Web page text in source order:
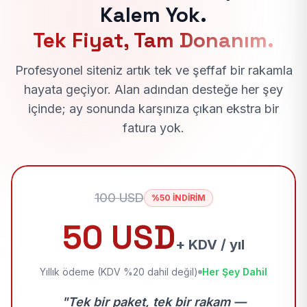
Kalem Yok.
Tek Fiyat, Tam Donanım.
Profesyonel siteniz artık tek ve şeffaf bir rakamla
hayata geçiyor. Alan adından desteğe her şey
içinde; ay sonunda karşınıza çıkan ekstra bir
fatura yok.
100 USD %50 İNDİRİM
50 USD+ KDV / yıl
Yıllık ödeme (KDV %20 dahil değil) Her Şey Dahil
"Tek bir paket, tek bir rakam —